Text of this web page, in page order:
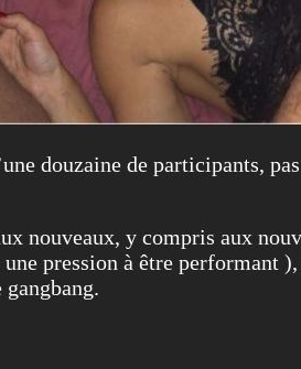
douzaine de participants,
nouveaux, y compris aux
pression à être performant